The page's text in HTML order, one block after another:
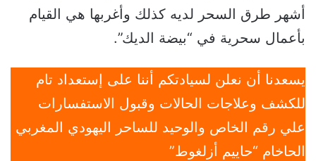
أشهر طرق السحر لديه كذلك وأغربها هي القيام
بأعمال سحرية في “بيضة الديك”.
يسعدنا أن نعلن لسيادتكم أننا على إستعداد تام
للكشف وعلاجات الحالات وقبول الاستفسارات
علي رقم الخاص والوحيد للساحر اليهودي المغربي
الحاخام “حاييم أزلغوط”